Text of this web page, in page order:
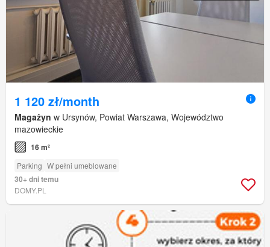
1 120 zł/month
Magażyn w Ursynów, Powiat Warszawa, Województwo
mazowieckie
16 m²
Parking W pełni umeblowane
30+ dni temu
DOMY.PL